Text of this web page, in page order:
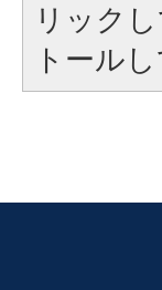
リック
トール